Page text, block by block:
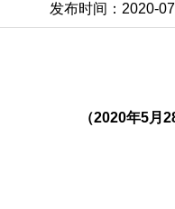
发布时间：2020-
（2020年5月